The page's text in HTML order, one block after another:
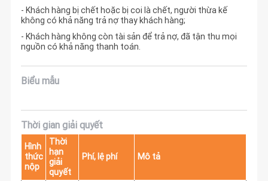
- Khách hàng bị chết hoặc bị coi là chết, người thừa kế
không có khả năng trả nợ thay khách hàng;
- Khách hàng không còn tài sản để trả nợ, đã tận thu mọi
nguồn có khả năng thanh toán.
Biểu mẫu
Thời gian giải quyết
Hình
thức
nộp
Thời
hạn
giải
quyết
Phí, lệ phí Mô tả